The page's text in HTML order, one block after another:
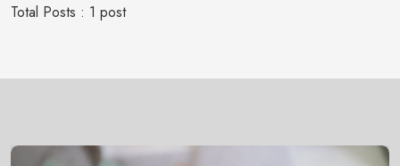
Total Posts : 1 post